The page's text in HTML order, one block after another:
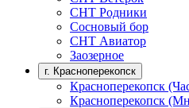
СНТ Родники
Сосновый бор
СНТ Авиатор
Заозерное
г. Красноперекопск
Красноперекопск
Красноперекопск